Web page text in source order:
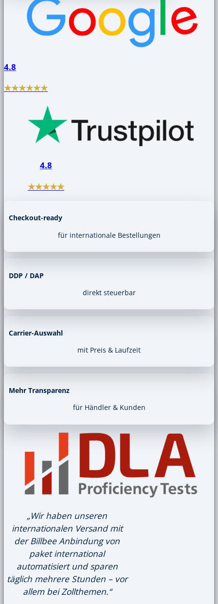
4.8
★★★★★★
4.8
★★★★★
Checkout-ready
für internationale Bestellungen
DDP / DAP
direkt steuerbar
Carrier-Auswahl
mit Preis & Laufzeit
Mehr Transparenz
für Händler & Kunden
„Wir haben unseren
internationalen Versand mit
der Billbee Anbindung von
paket international
automatisiert und sparen
täglich mehrere Stunden – vor
allem bei Zollthemen.“